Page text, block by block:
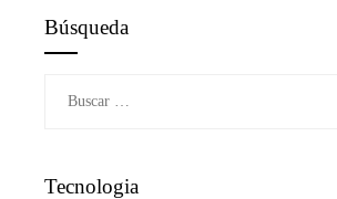
Búsqueda
Tecnologia